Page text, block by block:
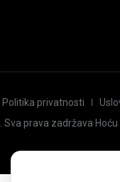
Politika privatnosti
. Sva prava zadržava